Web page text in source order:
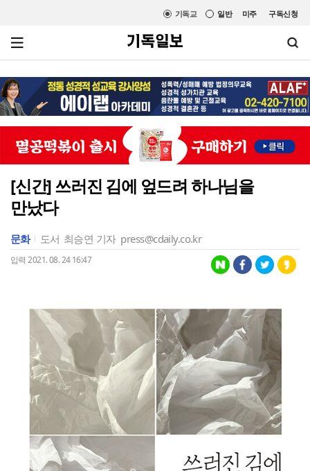
미주 구독신청
일반
기독교
[신간] 쓰러진 김에 엎드려 하나님을
만났다
문화 도서 최승연 기자 press@cdaily.co.kr
입력 2021. 08. 24 16:47